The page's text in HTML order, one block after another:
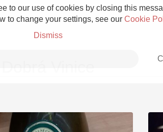
to our use of cookies by closing this
to change your settings, see our Cookie
Dismiss
Champagne